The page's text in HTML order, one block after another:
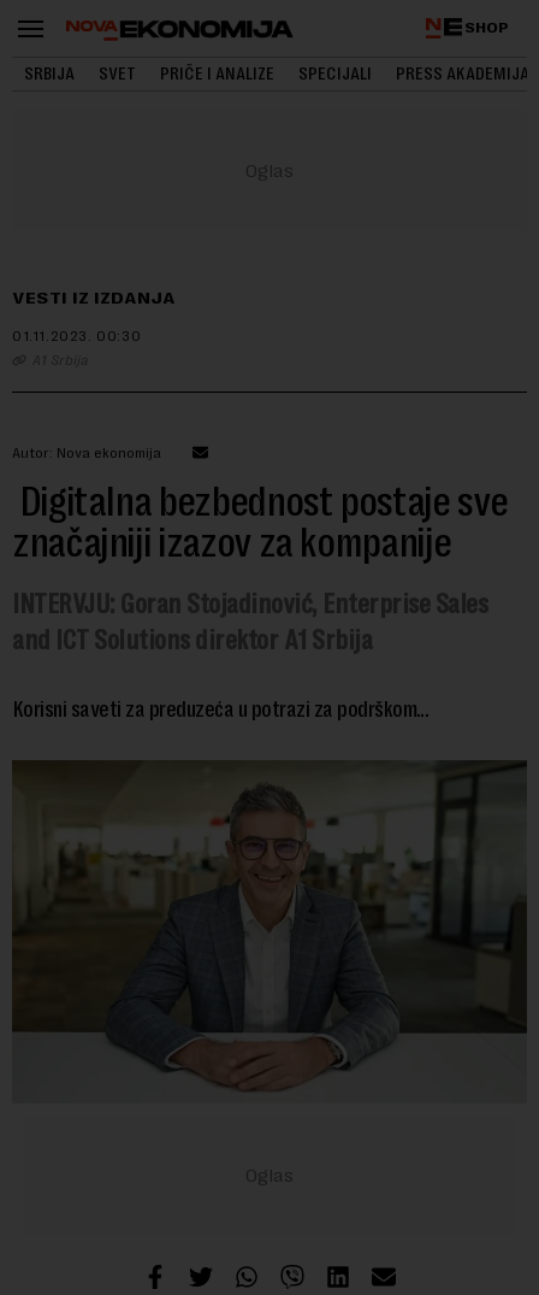
SHOP
SRBIJA SVET PRIČE I ANALIZE SPECIJALI PRESS AKADEMIJA
VESTI IZ IZDANJA
01.11.2023. 00:30
A1 Srbija
Autor: Nova ekonomija
Digitalna bezbednost postaje sve
značajniji izazov za kompanije
INTERVJU: Goran Stojadinović, Enterprise Sales
and ICT Solutions direktor A1 Srbija
Korisni saveti za preduzeća u potrazi za podrškom...